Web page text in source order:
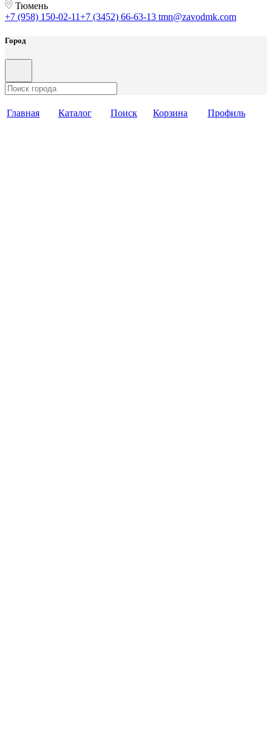
Тюмень
+7 (958) 150-02-11+7 (3452) 66-63-13 tmn@zavodmk.com
Город
Главная Каталог Поиск Корзина Профиль